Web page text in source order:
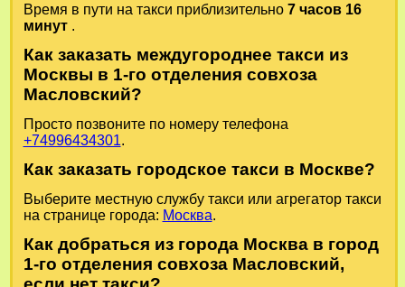
Время в пути на такси приблизительно 7 часов 16
минут .
Как заказать междугороднее такси из
Москвы в 1-го отделения совхоза
Масловский?
Просто позвоните по номеру телефона
+74996434301.
Как заказать городское такси в Москве?
Выберите местную службу такси или агрегатор такси
на странице города: Москва.
Как добраться из города Москва в город
1-го отделения совхоза Масловский,